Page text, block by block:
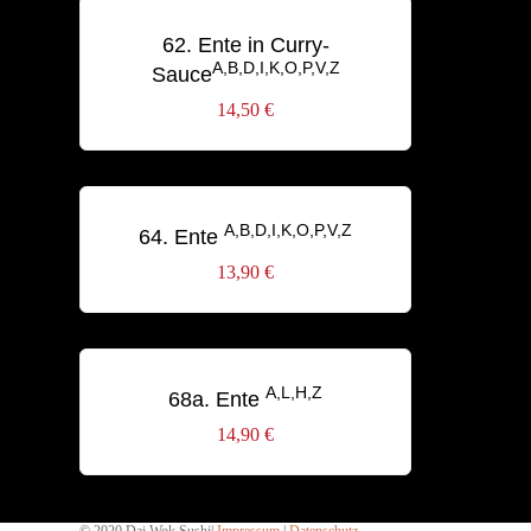
62. Ente in Curry-
SauceA,B,D,I,K,O,P,V,Z
14,50 €
64. Ente A,B,D,I,K,O,P,V,Z
13,90 €
68a. Ente A,L,H,Z
14,90 €